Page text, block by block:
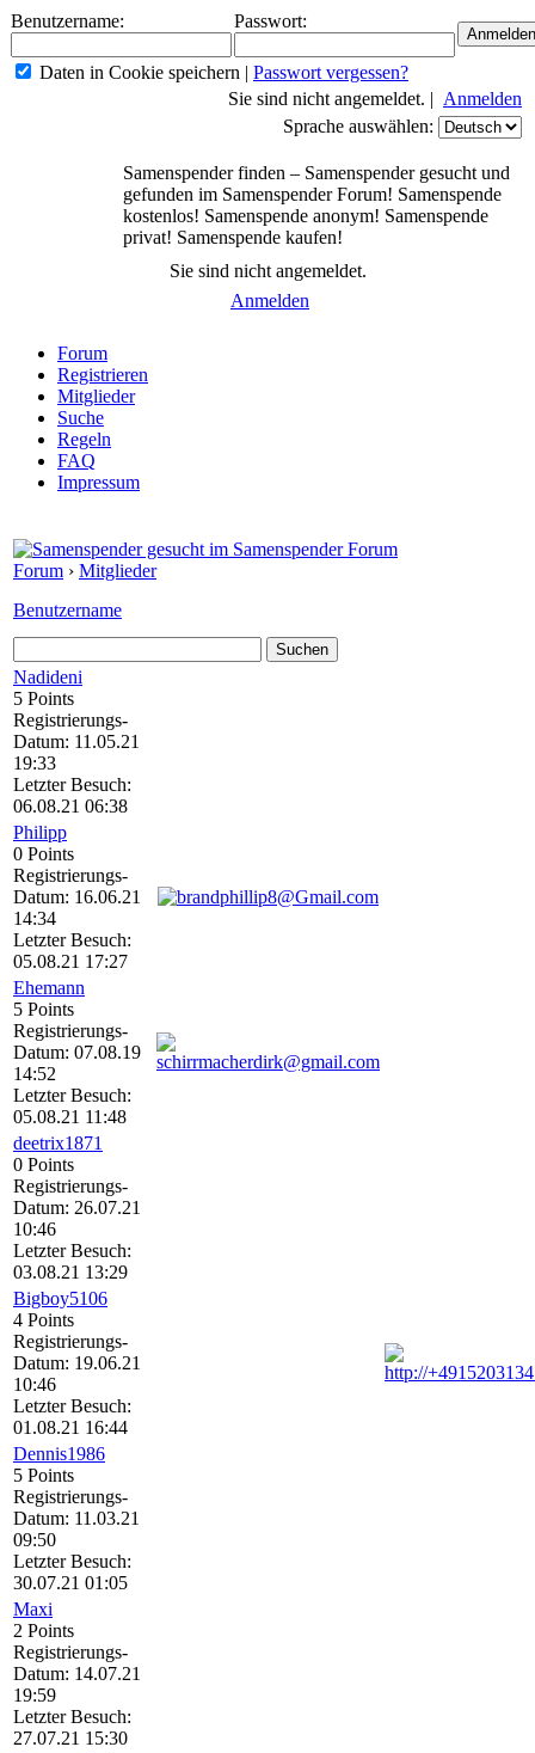
Benutzername: Passwort:
Daten in Cookie speichern | Passwort vergessen?
Sie sind nicht angemeldet. | Anmelden
Sprache auswählen:
Samenspender finden – Samenspender gesucht und
gefunden im Samenspender Forum! Samenspende
kostenlos! Samenspende anonym! Samenspende
privat! Samenspende kaufen!
Sie sind nicht angemeldet.
Anmelden
Forum
Registrieren
Mitglieder
Suche
Regeln
FAQ
Impressum
Forum › Mitglieder
Benutzername
Nadideni
5 Points
Registrierungs-
Datum: 11.05.21
19:33
Letzter Besuch:
06.08.21 06:38
Philipp
0 Points
Registrierungs-
Datum: 16.06.21
14:34
Letzter Besuch:
05.08.21 17:27
Ehemann
5 Points
Registrierungs-
Datum: 07.08.19
14:52
Letzter Besuch:
05.08.21 11:48
deetrix1871
0 Points
Registrierungs-
Datum: 26.07.21
10:46
Letzter Besuch:
03.08.21 13:29
Bigboy5106
4 Points
Registrierungs-
Datum: 19.06.21
10:46
Letzter Besuch:
01.08.21 16:44
Dennis1986
5 Points
Registrierungs-
Datum: 11.03.21
09:50
Letzter Besuch:
30.07.21 01:05
Maxi
2 Points
Registrierungs-
Datum: 14.07.21
19:59
Letzter Besuch:
27.07.21 15:30